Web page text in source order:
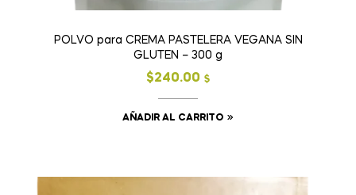
POLVO para CREMA PASTELERA VEGANA SIN
GLUTEN – 300 g
$240.00 $
AÑADIR AL CARRITO